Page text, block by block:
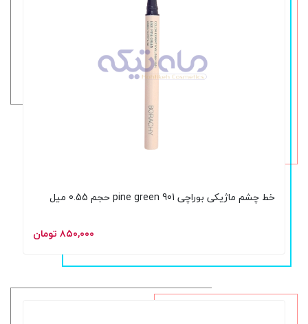
خط چشم ماژیکی بوراچی 901 pine green حجم 0.55 میل
۸۵۰,۰۰۰ تومان